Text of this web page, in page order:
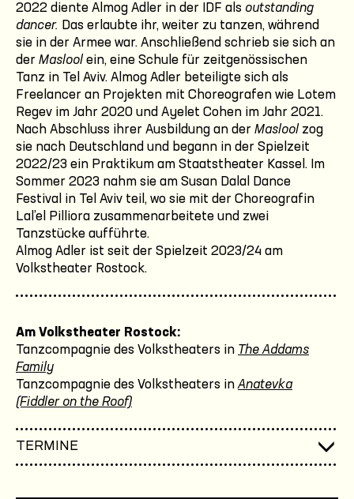
2022 diente Almog Adler in der IDF als outstanding
dancer. Das erlaubte ihr, weiter zu tanzen, während
sie in der Armee war. Anschließend schrieb sie sich an
der Maslool ein, eine Schule für zeitgenössischen
Tanz in Tel Aviv. Almog Adler beteiligte sich als
Freelancer an Projekten mit Choreografen wie Lotem
Regev im Jahr 2020 und Ayelet Cohen im Jahr 2021.
Nach Abschluss ihrer Ausbildung an der Maslool zog
sie nach Deutschland und begann in der Spielzeit
2022/23 ein Praktikum am Staatstheater Kassel. Im
Sommer 2023 nahm sie am Susan Dalal Dance
Festival in Tel Aviv teil, wo sie mit der Choreografin
Lal’el Pilliora zusammenarbeitete und zwei
Tanzstücke aufführte.
Almog Adler ist seit der Spielzeit 2023/24 am
Volkstheater Rostock.
Am Volkstheater Rostock:
Tanzcompagnie des Volkstheaters in The Addams
Family
Tanzcompagnie des Volkstheaters in Anatevka
(Fiddler on the Roof)
TERMINE